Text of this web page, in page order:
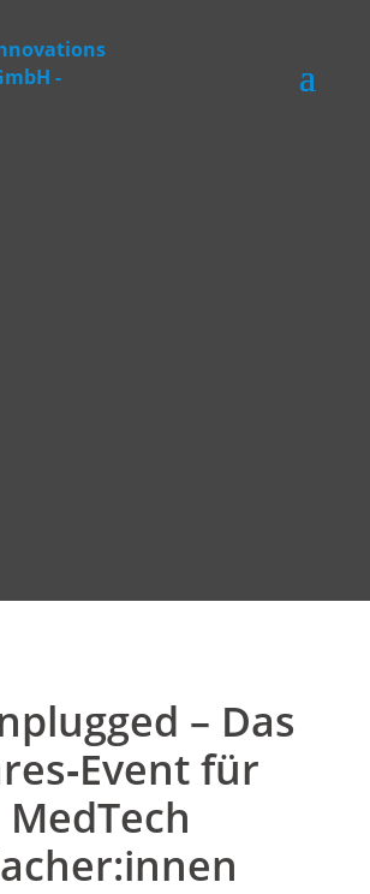
– Das
für
MedTech